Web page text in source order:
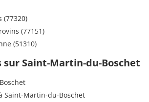
(77320)
(77151)
(51310)
sur Saint-Martin-du-Boschet
Saint-Martin-du-Boschet